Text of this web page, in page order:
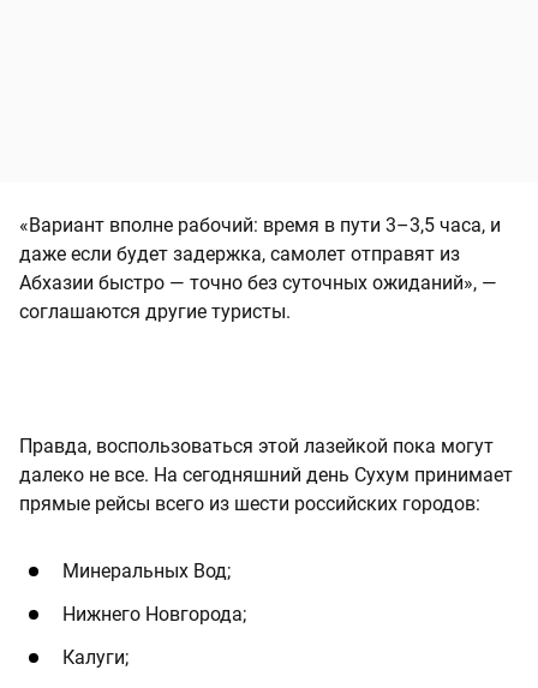
«Вариант вполне рабочий: время в пути 3–3,5 часа, и
даже если будет задержка, самолет отправят из
Абхазии быстро — точно без суточных ожиданий», —
соглашаются другие туристы.
Правда, воспользоваться этой лазейкой пока могут
далеко не все. На сегодняшний день Сухум принимает
прямые рейсы всего из шести российских городов:
Минеральных Вод;
Нижнего Новгорода;
Калуги;